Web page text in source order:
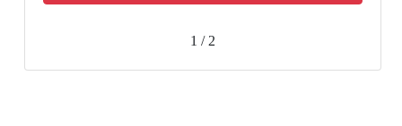
1 / 2